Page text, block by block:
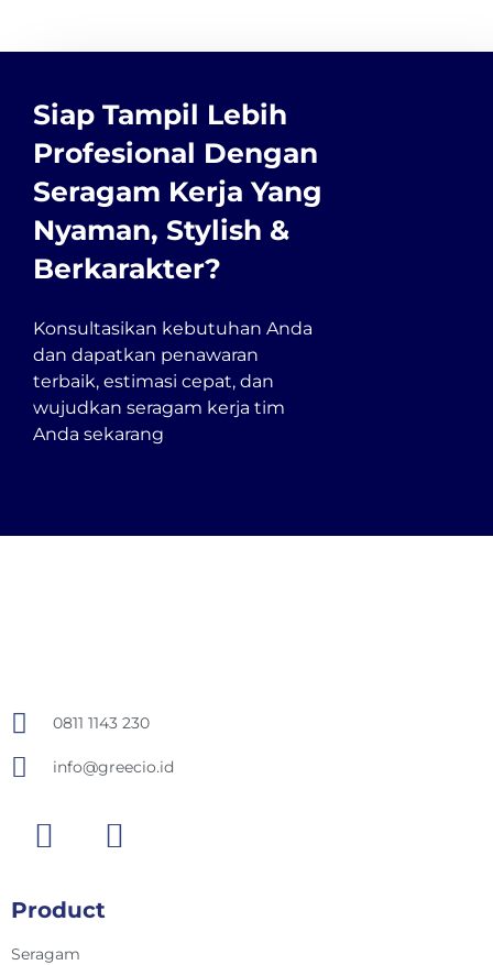
Siap Tampil Lebih
Profesional Dengan
Seragam Kerja Yang
Nyaman, Stylish &
Berkarakter?
Konsultasikan kebutuhan Anda
dan dapatkan penawaran
terbaik, estimasi cepat, dan
wujudkan seragam kerja tim
Anda sekarang
0811 1143 230
info@greecio.id
Product
Seragam